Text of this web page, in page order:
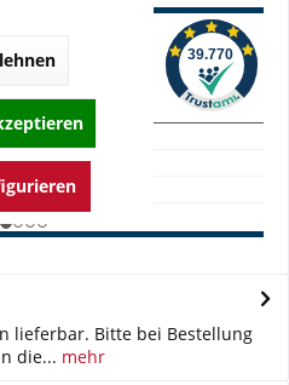
lieferbar. Bitte bei Bestellung
die... mehr